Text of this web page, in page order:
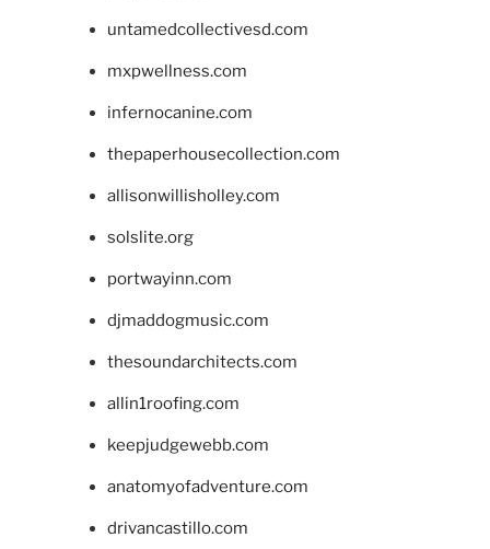
untamedcollectivesd.com
mxpwellness.com
infernocanine.com
thepaperhousecollection.com
allisonwillisholley.com
solslite.org
portwayinn.com
djmaddogmusic.com
thesoundarchitects.com
allin1roofing.com
keepjudgewebb.com
anatomyofadventure.com
drivancastillo.com